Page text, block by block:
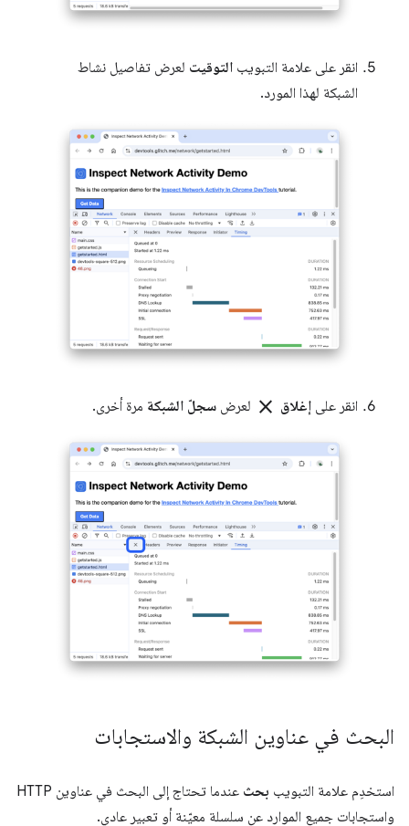
انقر على علامة التبويب التوقيت لعرض تفاصيل نشاط
الشبكة لهذا المورد.
انقر على إغلاق close لعرض سجلّ الشبكة مرة أخرى.
البحث في عناوين الشبكة والاستجابات
استخدِم علامة التبويب بحث
عندما تحتاج إلى البحث في عناوين HTTP
واستجابات جميع الموارد عن سلسلة معيّنة أو تعبير عادي.